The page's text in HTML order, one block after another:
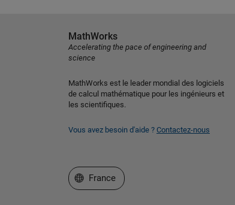
MathWorks
Accelerating the pace of engineering and
science
MathWorks est le leader mondial des logiciels
de calcul mathématique pour les ingénieurs et
les scientifiques.
Vous avez besoin d'aide ? Contactez-nous
Sélectionner un site web
France